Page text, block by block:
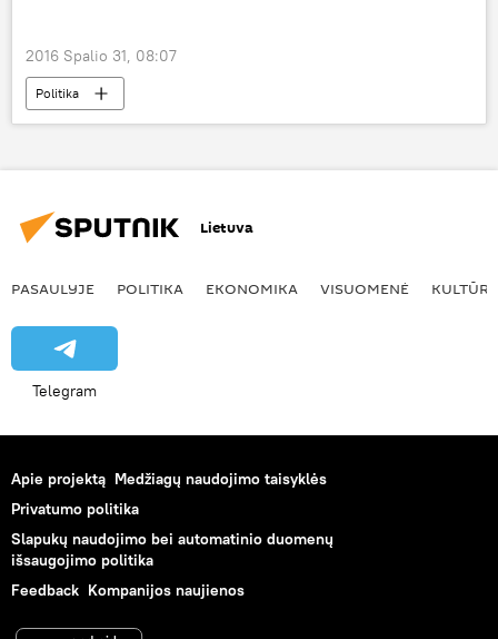
2016 Spalio 31, 08:07
Politika
Permainų kupinas ruduo: Seimo rinkimai — 2016
Lietuva
PASAULYJE POLITIKA EKONOMIKA VISUOMENĖ KULTŪRA
Telegram
Apie projektą Medžiagų naudojimo taisyklės
Privatumo politika
Slapukų naudojimo bei automatinio duomenų
išsaugojimo politika
Feedback Kompanijos naujienos